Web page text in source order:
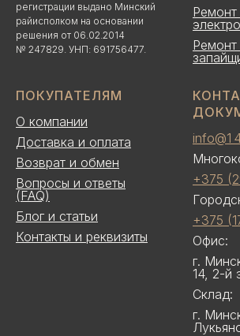
регистрации выдано Минский
райисполком на основании
решения от 06.02.2014
№ 247829. УНП: 691756477.
Ремонт
ПОКУПАТЕЛЯМ
О компании
Доставка и оплата
Возврат и обмен
Вопросы и ответы
(FAQ)
Блог и статьи
Контакты и реквизиты
info@1
+375
+375
Офис:
г.
14, 2-й
Склад:
г.